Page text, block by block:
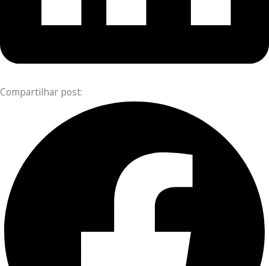
Compartilhar post: